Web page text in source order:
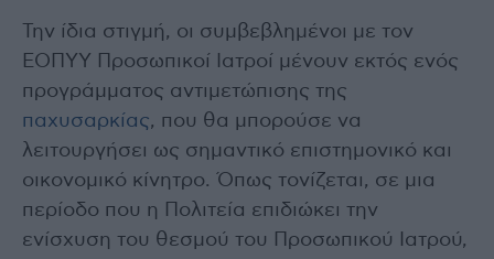
Την ίδια στιγμή, οι συμβεβλημένοι με τον
ΕΟΠΥΥ Προσωπικοί Ιατροί μένουν εκτός ενός
προγράμματος αντιμετώπισης της
παχυσαρκίας, που θα μπορούσε να
λειτουργήσει ως σημαντικό επιστημονικό και
οικονομικό κίνητρο. Όπως τονίζεται, σε μια
περίοδο που η Πολιτεία επιδιώκει την
ενίσχυση του θεσμού του Προσωπικού Ιατρού,